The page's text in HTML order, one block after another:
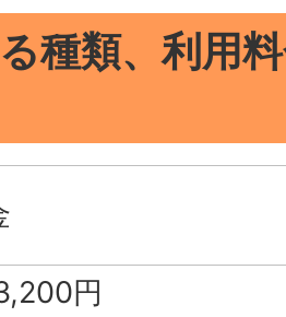
種類、利用
円